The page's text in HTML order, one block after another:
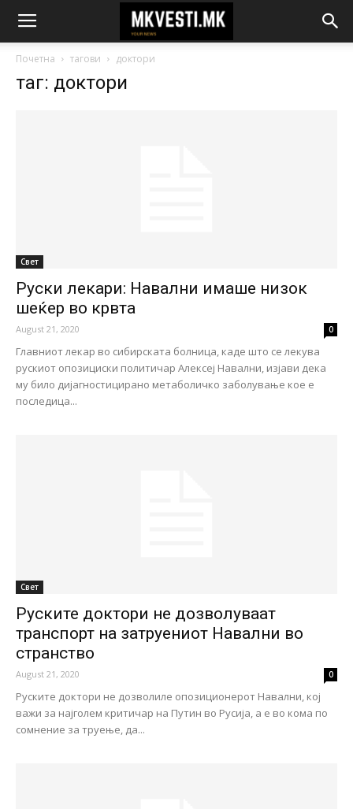
Почетна тагови доктори
таг: доктори
Свет
Руски лекари: Навални имаше низок
шеќер во крвта
August 21, 2020 0
Главниот лекар во сибирската болница, каде што се лекува
рускиот опозициски политичар Алексеј Навални, изјави дека
му било дијагностицирано метаболичко заболување кое е
последица...
Свет
Руските доктори нe дозволуваат
транспорт на затруениот Навални во
странство
August 21, 2020 0
Руските доктори не дозволиле опозиционерот Навални, кој
важи за најголем критичар на Путин во Русија, a е во кома по
сомнение за труење, да...